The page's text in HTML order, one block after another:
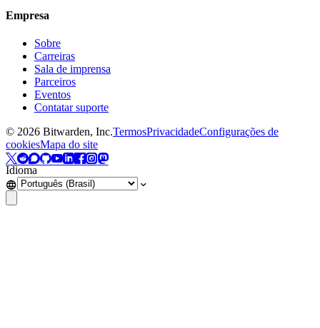
Empresa
Sobre
Carreiras
Sala de imprensa
Parceiros
Eventos
Contatar suporte
© 2026 Bitwarden, Inc.TermosPrivacidadeConfigurações de
cookiesMapa do site
Idioma